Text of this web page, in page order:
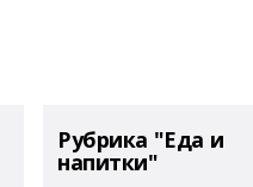
Рубрика "Еда и
напитки"